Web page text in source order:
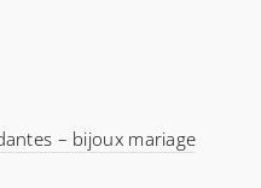
– bijoux mariage